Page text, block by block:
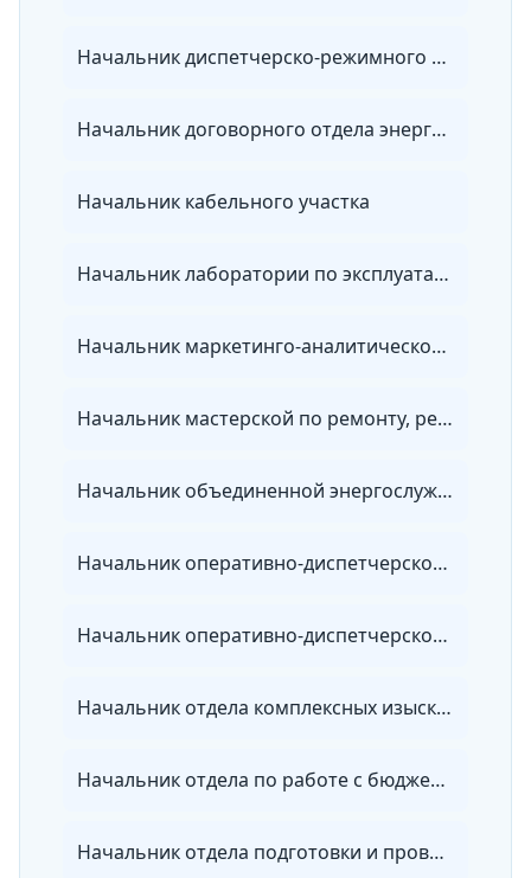
Начальник диспетчерско-режимного отдела энергосбытовой организации
Начальник договорного отдела энергосбытовой организации
Начальник кабельного участка
Начальник лаборатории по эксплуатации электрических сетей
Начальник маркетинго-аналитического отдела энергосбытовой организации
Начальник мастерской по ремонту, регулировке и установке коммерческих приборов учета энергии
Начальник объединенной энергослужбы
Начальник оперативно-диспетчерской службы тепловых сетей
Начальник оперативно-диспетчерской службы электрических сетей
Начальник отдела комплексных изысканий
Начальник отдела по работе с бюджетными организациями энергосбытовой организации
Начальник отдела подготовки и проведения ремонта организации электроэнергетики